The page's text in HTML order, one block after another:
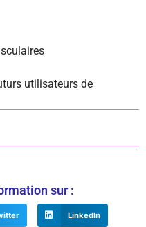
utilisateurs de
sur :
LinkedIn